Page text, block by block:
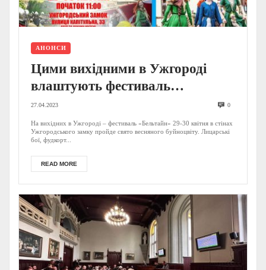
АНОНСИ
Цими вихідними в Ужгороді
влаштують фестиваль
«Бельтайн» з боями, майстер-
класами та японськими
смаколиками (ПРОГРАМА)
27.04.2023 0
На вихідних в Ужгороді – фестиваль «Бельтайн» 29-30 квітня в стінах
Ужгородського замку пройде свято весняного буйноцвіту. Лицарські
бої, фудкорт...
READ MORE